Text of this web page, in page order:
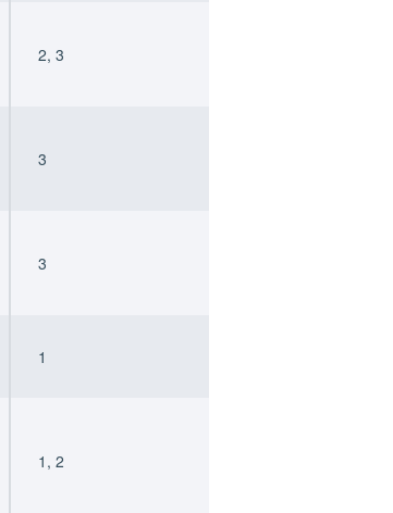
2, 3
3
3
1
1, 2